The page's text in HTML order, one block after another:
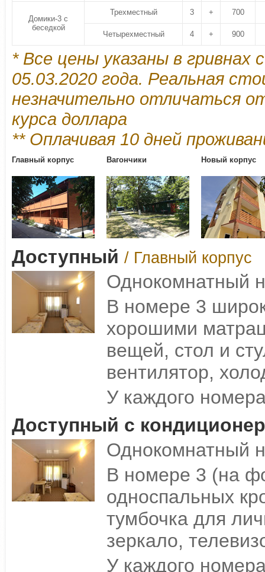
Домики-3 с
беседкой
Трехместный 3 + 700
Четырехместный 4 + 900
* Все цены указаны в
05.03.2020 года. Реальная
незначительно отличаться
курса доллара
** Оплачивая 10 дней
Главный корпус Вагончики Новый корпус
Доступный / Главный корпус
Однокомнатный
В номере 3
хорошими
вещей, стол и
вентилятор,
У каждого
Доступный с
Однокомнатный
В номере 3 (на
односпальных
тумбочка для
зеркало,
У каждого